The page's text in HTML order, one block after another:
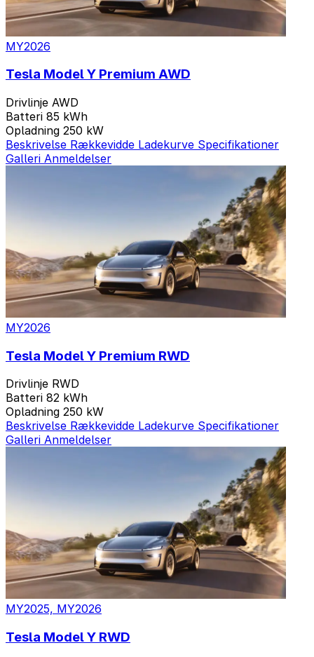
MY2026
Tesla Model Y Premium AWD
Drivlinje AWD
Batteri 85 kWh
Opladning 250 kW
Beskrivelse Rækkevidde Ladekurve Specifikationer
Galleri Anmeldelser
MY2026
Tesla Model Y Premium RWD
Drivlinje RWD
Batteri 82 kWh
Opladning 250 kW
Beskrivelse Rækkevidde Ladekurve Specifikationer
Galleri Anmeldelser
MY2025, MY2026
Tesla Model Y RWD